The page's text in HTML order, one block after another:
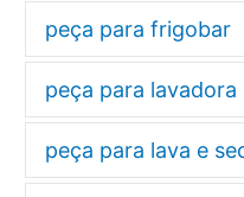
peça para frigobar
peça para lavadora
peça para lava e